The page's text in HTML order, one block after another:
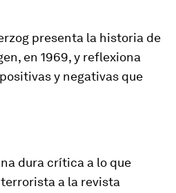
presenta la historia de
en 1969, y reflexiona
y negativas que
dura crítica a lo que
a la revista